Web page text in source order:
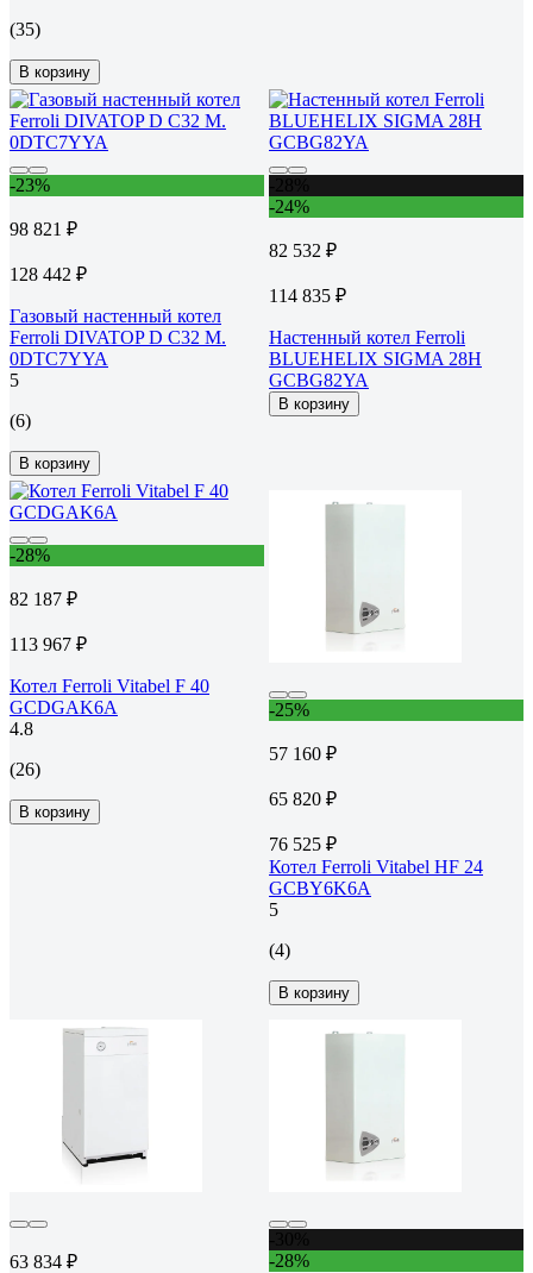
(35)
В корзину
-23%
98 821 ₽
128 442 ₽
Газовый настенный котел
Ferroli DIVATOP D C32 M.
0DTC7YYA
5
(6)
В корзину
-24%
82 532 ₽
114 835 ₽
Настенный котел Ferroli
BLUEHELIX SIGMA 28H
GCBG82YA
В корзину
-28%
82 187 ₽
113 967 ₽
Котел Ferroli Vitabel F 40
GCDGAK6A
4.8
(26)
В корзину
-25%
57 160 ₽
65 820 ₽
76 525 ₽
Котел Ferroli Vitabel HF 24
GCBY6K6A
5
(4)
В корзину
63 834 ₽
-28%